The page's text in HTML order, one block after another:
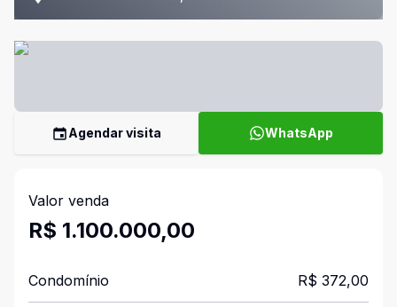
Agendar visita WhatsApp
Valor venda
R$ 1.100.000,00
Condomínio R$ 372,00